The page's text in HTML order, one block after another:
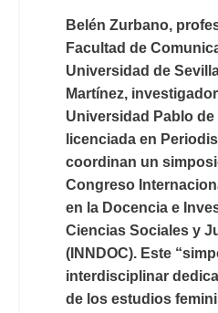
Doble Grado PER/CAV
Boletines
Belén Zurbano,
Facultad de
Universidad de
Martínez,
Universidad Pablo de
licenciada en
coordinan un
Congreso
en la Docencia e
Ciencias Sociales y
(INNDOC). Este
interdisciplinar
de los estudios